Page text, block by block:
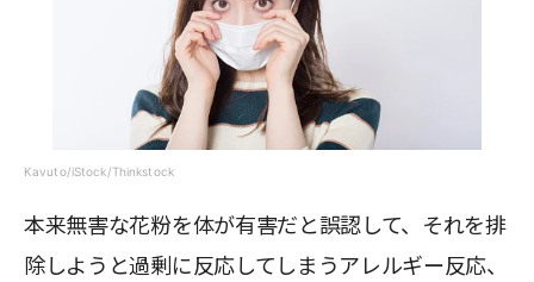
Kavuto/iStock/Thinkstock
本来無害な花粉を体が有害だと誤認して、それを排
除しようと過剰に反応してしまうアレルギー反応、